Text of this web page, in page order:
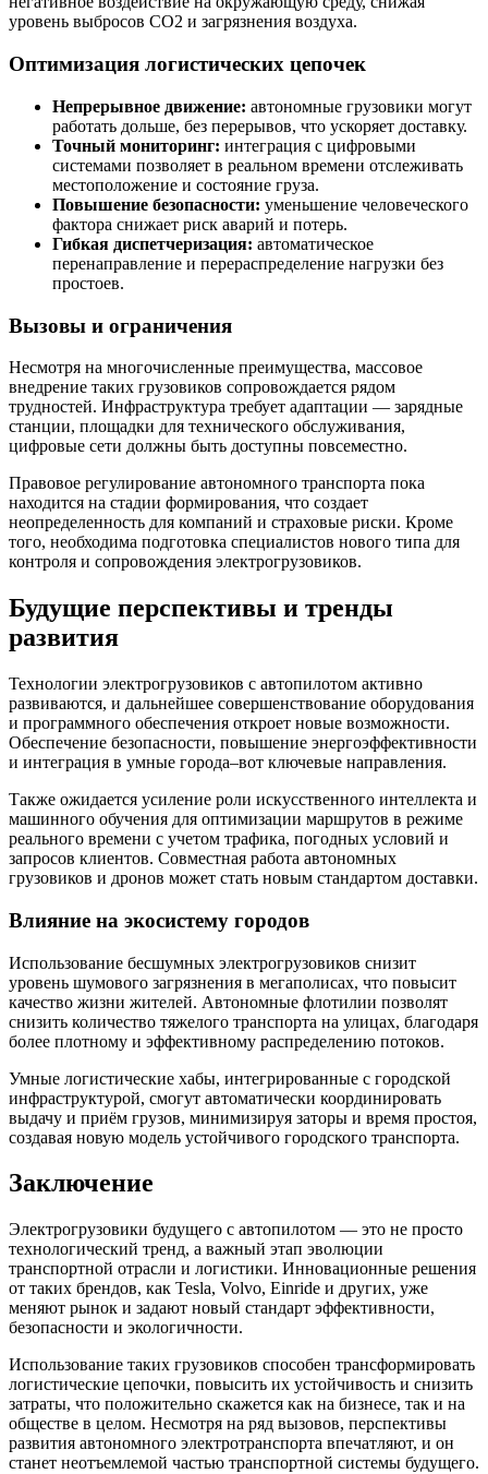
уровень выбросов CO2 и загрязнения воздуха.
Оптимизация логистических цепочек
Непрерывное движение: автономные грузовики могут
работать дольше, без перерывов, что ускоряет доставку.
Точный мониторинг: интеграция с цифровыми
системами позволяет в реальном времени отслеживать
местоположение и состояние груза.
Повышение безопасности: уменьшение человеческого
фактора снижает риск аварий и потерь.
Гибкая диспетчеризация: автоматическое
перенаправление и перераспределение нагрузки без
простоев.
Вызовы и ограничения
Несмотря на многочисленные преимущества, массовое
внедрение таких грузовиков сопровождается рядом
трудностей. Инфраструктура требует адаптации — зарядные
станции, площадки для технического обслуживания,
цифровые сети должны быть доступны повсеместно.
Правовое регулирование автономного транспорта пока
находится на стадии формирования, что создает
неопределенность для компаний и страховые риски. Кроме
того, необходима подготовка специалистов нового типа для
контроля и сопровождения электрогрузовиков.
Будущие перспективы и тренды
развития
Технологии электрогрузовиков с автопилотом активно
развиваются, и дальнейшее совершенствование оборудования
и программного обеспечения откроет новые возможности.
Обеспечение безопасности, повышение энергоэффективности
и интеграция в умные города–вот ключевые направления.
Также ожидается усиление роли искусственного интеллекта и
машинного обучения для оптимизации маршрутов в режиме
реального времени с учетом трафика, погодных условий и
запросов клиентов. Совместная работа автономных
грузовиков и дронов может стать новым стандартом доставки.
Влияние на экосистему городов
Использование бесшумных электрогрузовиков снизит
уровень шумового загрязнения в мегаполисах, что повысит
качество жизни жителей. Автономные флотилии позволят
снизить количество тяжелого транспорта на улицах, благодаря
более плотному и эффективному распределению потоков.
Умные логистические хабы, интегрированные с городской
инфраструктурой, смогут автоматически координировать
выдачу и приём грузов, минимизируя заторы и время простоя,
создавая новую модель устойчивого городского транспорта.
Заключение
Электрогрузовики будущего с автопилотом — это не просто
технологический тренд, а важный этап эволюции
транспортной отрасли и логистики. Инновационные решения
от таких брендов, как Tesla, Volvo, Einride и других, уже
меняют рынок и задают новый стандарт эффективности,
безопасности и экологичности.
Использование таких грузовиков способен трансформировать
логистические цепочки, повысить их устойчивость и снизить
затраты, что положительно скажется как на бизнесе, так и на
обществе в целом. Несмотря на ряд вызовов, перспективы
развития автономного электротранспорта впечатляют, и он
станет неотъемлемой частью транспортной системы будущего.